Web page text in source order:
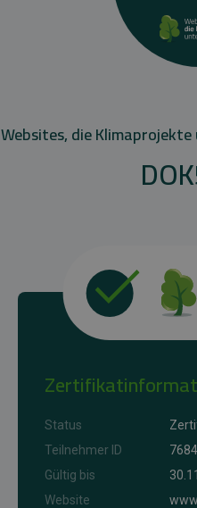
Websites, die
Status
Teilnehmer ID
7684
Gültig bis
Website